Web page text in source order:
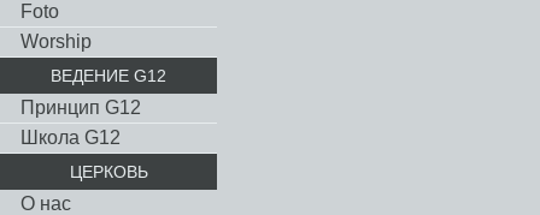
Foto
Worship
ВЕДЕНИЕ G12
Принцип G12
Школа G12
ЦЕРКОВЬ
О нас